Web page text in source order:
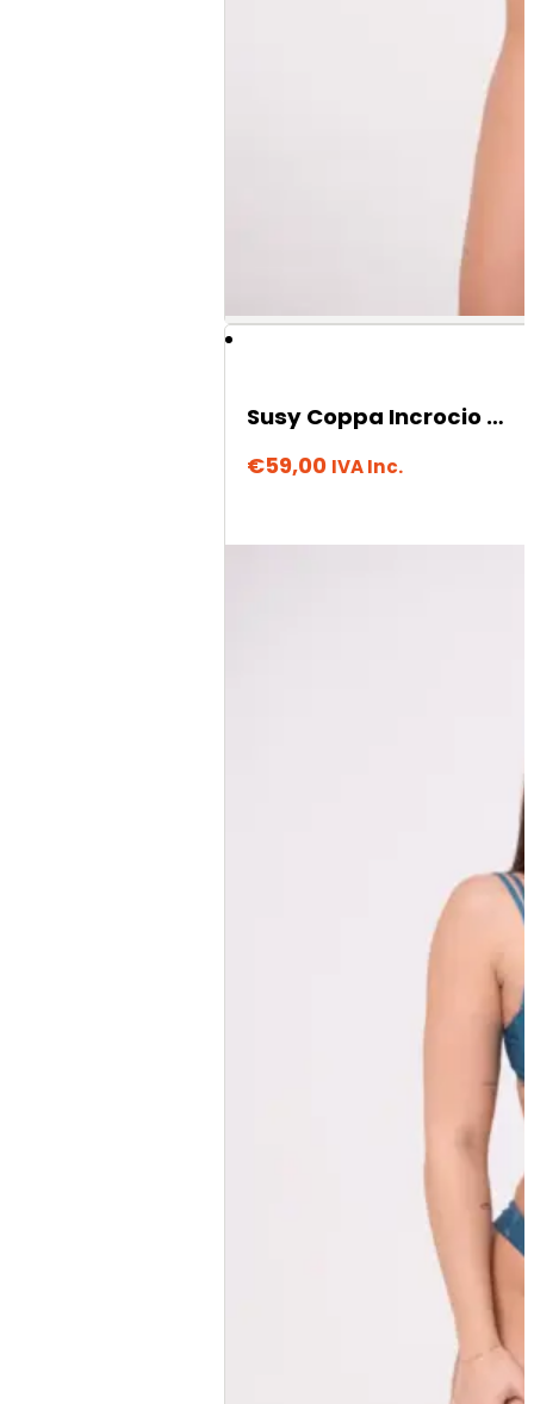
Susy Coppa Incrocio – Sweet Moon
€59,00 IVA Inc.